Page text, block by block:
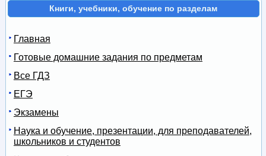
Книги, учебники, обучение по разделам
Главная
Готовые домашние задания по предметам
Все ГДЗ
ЕГЭ
Экзамены
Наука и обучение, презентации, для преподавателей,
школьников и студентов